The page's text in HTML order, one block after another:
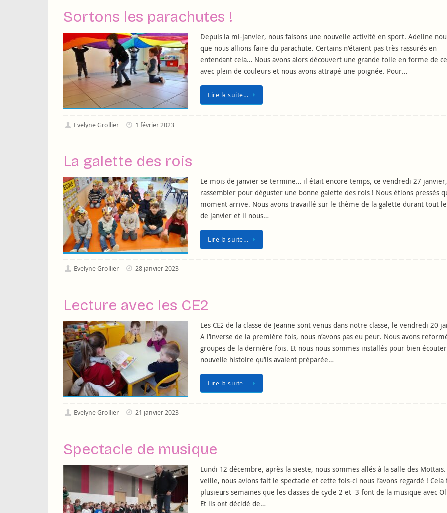
Sortons les parachutes !
Depuis la mi-janvier, nous faisons une nouvelle activité en sport. Adeline
que nous allions faire du parachute. Certains n’étaient pas très rassurés en
entendant cela… Nous avons alors découvert une grande toile en forme de
avec plein de couleurs et nous avons attrapé une poignée. Pour…
Lire la suite…
Evelyne Grollier 1 février 2023
La galette des rois
Le mois de janvier se termine… il était encore temps, ce vendredi 27
rassembler pour déguster une bonne galette des rois ! Nous étions pressés
moment arrive. Nous avons travaillé sur le thème de la galette durant tout
de janvier et il nous…
Lire la suite…
Evelyne Grollier 28 janvier 2023
Lecture avec les CE2
Les CE2 de la classe de Jeanne sont venus dans notre classe, le vendredi 20
A l’inverse de la première fois, nous n’avons pas eu peur. Nous avons
groupes de la dernière fois. Et nous nous sommes installés pour bien
nouvelle histoire qu’ils avaient préparée…
Lire la suite…
Evelyne Grollier 21 janvier 2023
Spectacle de musique
Lundi 12 décembre, après la sieste, nous sommes allés à la salle des Mottais.
veille, nous avions fait le spectacle et cette fois-ci nous l’avons regardé ! Cela
plusieurs semaines que les classes de cycle 2 et 3 font de la musique avec
Et ils ont décidé de…